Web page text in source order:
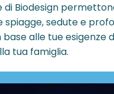
di Biodesign
spiagge, sedute e
base alle tue esigenze
tua famiglia.